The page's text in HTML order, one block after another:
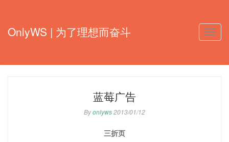
Toggle
OnlyWS | 为了理想而奋斗
蓝莓广告
Byonlyws2013/01/12
三折页